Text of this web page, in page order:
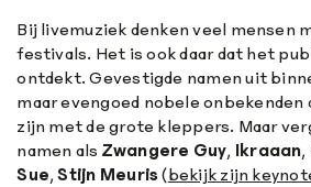
Bij livemuziek denken veel mensen
festivals. Het is ook daar dat het
ontdekt. Gevestigde namen uit
maar evengoed nobele onbekenden
zijn met de grote kleppers. Maar
namen als Zwangere Guy, Ikraaan,
Sue,Stijn Meuris(bekijk zijn